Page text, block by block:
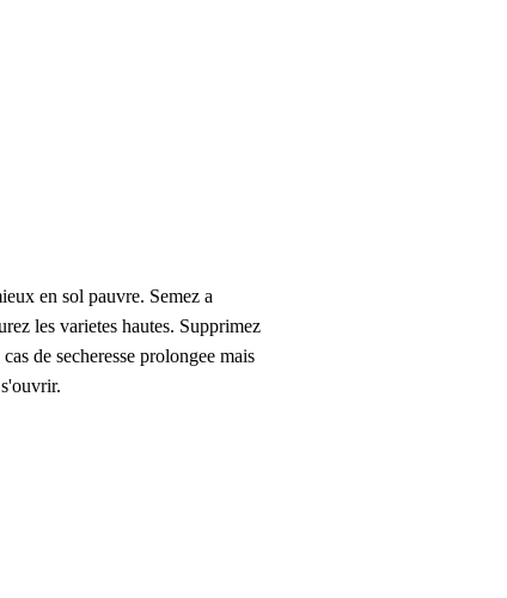
en sol pauvre. Semez a
les varietes hautes. Supprimez
de secheresse prolongee mais